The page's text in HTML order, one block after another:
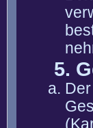
5.